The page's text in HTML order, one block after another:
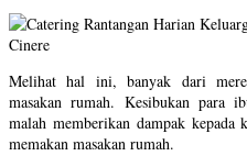
Melihat hal ini, banyak dari
masakan rumah. Kesibukan para
malah memberikan dampak kepada
memakan masakan rumah.